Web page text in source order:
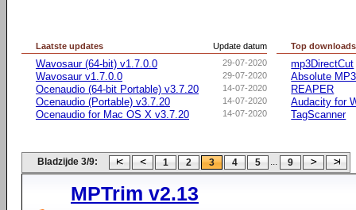
Update datum
Laatste updates
29-07-2020
Wavosaur (64-bit) v1.7.0.0
29-07-2020
Wavosaur v1.7.0.0
14-07-2020
Ocenaudio (64-bit Portable) v3.7.20
14-07-2020
Ocenaudio (Portable) v3.7.20
14-07-2020
Ocenaudio for Mac OS X v3.7.20
Top downloads
mp3DirectCut
Absolute
REAPER
Audacity for
TagScanner
Bladzijde 3/9: 1 2 3 4 5 ... 9
MPTrim v2.13